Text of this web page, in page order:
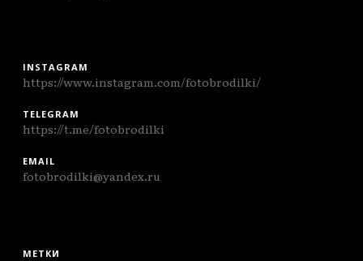
INSTAGRAM
https://www.instagram.com/fotobrodilki/
TELEGRAM
https://t.me/fotobrodilki
EMAIL
fotobrodilki@yandex.ru
МЕТКИ